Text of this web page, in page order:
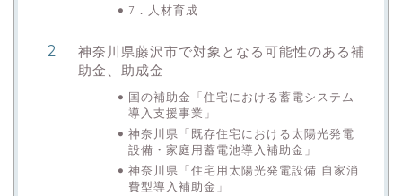
7．人材育成
神奈川県藤沢市で対象となる可能性のある補
助金、助成金
国の補助金「住宅における蓄電システム
導入支援事業」
神奈川県「既存住宅における太陽光発電
設備・家庭用蓄電池導入補助金」
神奈川県「住宅用太陽光発電設備 自家消
費型導入補助金」